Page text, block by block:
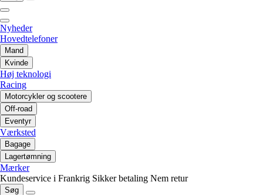
Nyheder
Hovedtelefoner
Mand
Kvinde
Høj teknologi
Racing
Motorcykler og scootere
Off-road
Eventyr
Værksted
Bagage
Lagertømning
Mærker
Kundeservice i Frankrig Sikker betaling Nem retur
Søg